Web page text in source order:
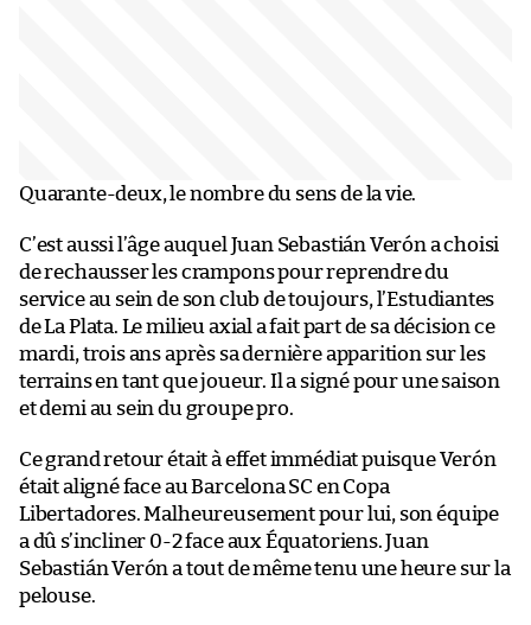
Quarante-deux, le nombre du sens de la vie.
C’est aussi l’âge auquel Juan Sebastián Verón a choisi
de rechausser les crampons pour reprendre du
service au sein de son club de toujours, l’Estudiantes
de La Plata. Le milieu axial a fait part de sa décision ce
mardi, trois ans après sa dernière apparition sur les
terrains en tant que joueur. Il a signé pour une saison
et demi au sein du groupe pro.
Ce grand retour était à effet immédiat puisque Verón
était aligné face au Barcelona SC en Copa
Libertadores. Malheureusement pour lui, son équipe
a dû s’incliner 0-2 face aux Équatoriens. Juan
Sebastián Verón a tout de même tenu une heure sur la
pelouse.